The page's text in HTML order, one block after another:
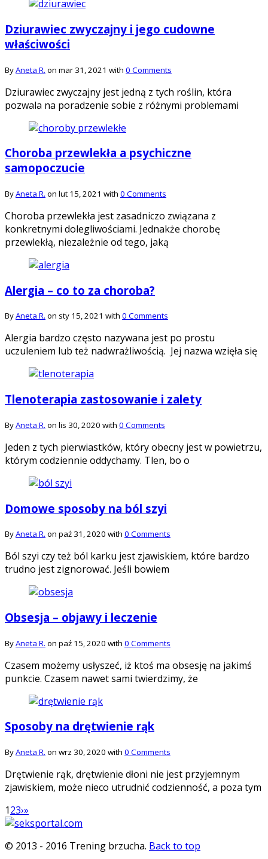
Dziurawiec zwyczajny i jego cudowne
właściwości
ByAneta R. on mar 31, 2021 with 0 Comments
Dziurawiec zwyczajny jest jedną z tych roślin, która
pozwala na poradzenie sobie z różnymi problemami
Choroba przewlekła a psychiczne
samopoczucie
ByAneta R. on lut 15, 2021 with 0 Comments
Choroba przewlekła jest zasadniczo związana z
konkretnymi dolegliwościami. Jednakże chorobę
przewlekłą, niezależnie od tego, jaką
Alergia – co to za choroba?
ByAneta R. on sty 15, 2021 with 0 Comments
Alergia bardzo często nazywana jest po prostu
uczuleniem lub też nadwrażliwością. Jej nazwa wzięła się
Tlenoterapia zastosowanie i zalety
ByAneta R. on lis 30, 2020 with 0 Comments
Jeden z tych pierwiastków, który obecny jest w powietrzu,
którym codziennie oddychamy. Tlen, bo o
Domowe sposoby na ból szyi
ByAneta R. on paź 31, 2020 with 0 Comments
Ból szyi czy też ból karku jest zjawiskiem, które bardzo
trudno jest zignorować. Jeśli bowiem
Obsesja – objawy i leczenie
ByAneta R. on paź 15, 2020 with 0 Comments
Czasem możemy usłyszeć, iż ktoś ma obsesję na jakimś
punkcie. Czasem nawet sami twierdzimy, że
Sposoby na drętwienie rąk
ByAneta R. on wrz 30, 2020 with 0 Comments
Drętwienie rąk, drętwienie dłoni nie jest przyjemnym
zjawiskiem, może nieco utrudnić codzienność, a poza tym
123›»
© 2013 - 2016 Trening brzucha. Back to top